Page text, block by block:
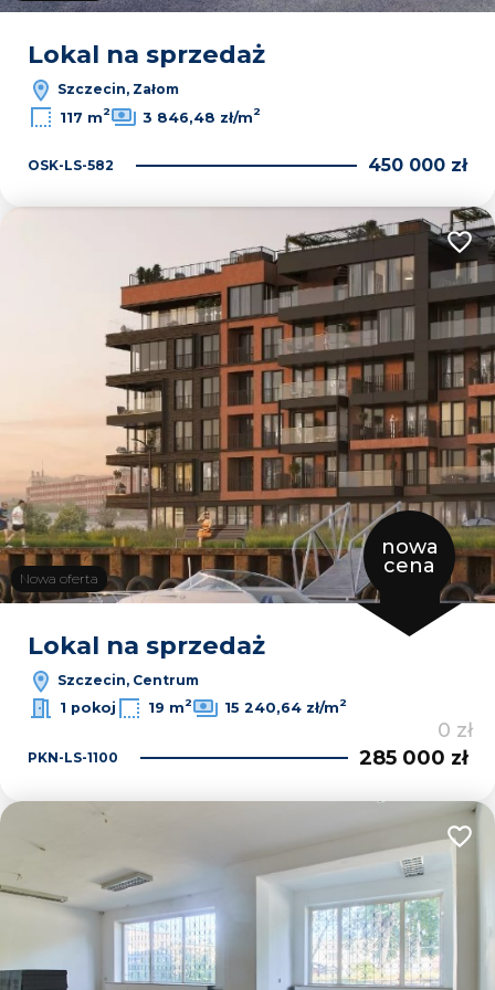
Lokal na sprzedaż
Szczecin, Załom
117 m2 3 846,48 zł/m2
OSK-LS-582 450 000 zł
Nowa oferta
nowa
cena
Lokal na sprzedaż
Szczecin, Centrum
1 pokoj
19 m2 15 240,64 zł/m2
0 zł
PKN-LS-1100 285 000 zł